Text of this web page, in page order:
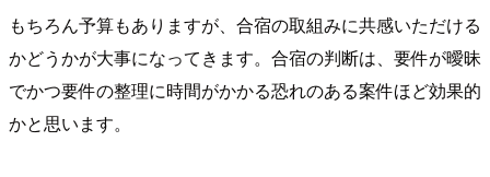
もちろん予算もありますが、合宿の取組みに共感いただける
かどうかが大事になってきます。合宿の判断は、要件が曖昧
でかつ要件の整理に時間がかかる恐れのある案件ほど効果的
かと思います。